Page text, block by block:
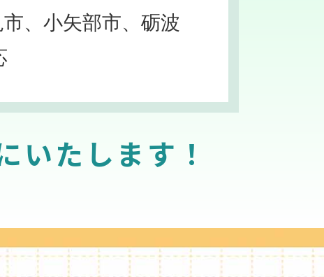
、小矢部市、砺波
いたします！